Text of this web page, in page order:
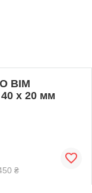
BIM
х 20 мм
₴